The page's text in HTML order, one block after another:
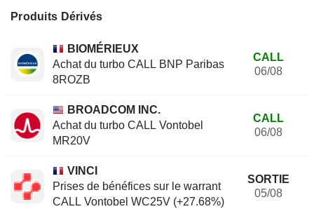
Produits Dérivés
BIOMÉRIEUX
Achat du turbo CALL BNP Paribas
8ROZB
CALL
06/08
BROADCOM INC.
Achat du turbo CALL Vontobel
MR20V
CALL
06/08
VINCI
Prises de bénéfices sur le warrant
CALL Vontobel WC25V (+27.68%)
SORTIE
05/08